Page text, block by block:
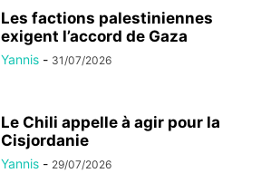
Les factions palestiniennes
exigent l’accord de Gaza
Yannis - 31/07/2026
Le Chili appelle à agir pour la
Cisjordanie
Yannis - 29/07/2026